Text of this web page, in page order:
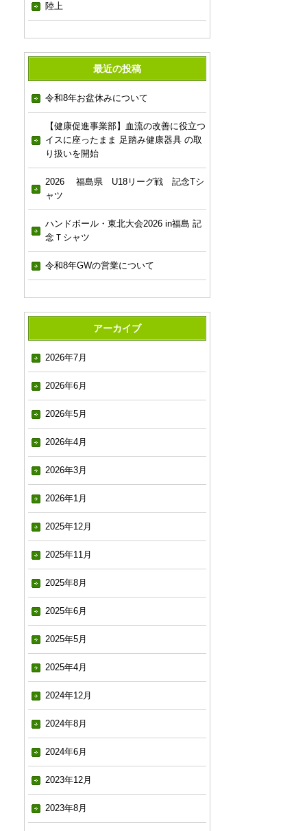
陸上
最近の投稿
令和8年お盆休みについて
【健康促進事業部】血流の改善に役立つ
イスに座ったまま 足踏み健康器具 の取
り扱いを開始
2026 福島県 U18リーグ戦 記念Tシ
ャツ
ハンドボール・東北大会2026 in福島 記
念Ｔシャツ
令和8年GWの営業について
アーカイブ
2026年7月
2026年6月
2026年5月
2026年4月
2026年3月
2026年1月
2025年12月
2025年11月
2025年8月
2025年6月
2025年5月
2025年4月
2024年12月
2024年8月
2024年6月
2023年12月
2023年8月